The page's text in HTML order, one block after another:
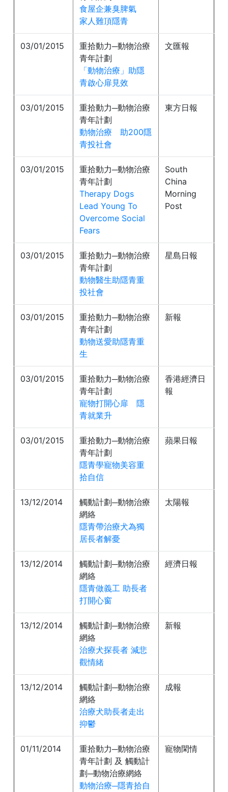
食屋企兼臭脾氣
家人難頂隱青
03/01/2015
重拾動力─動物治療
青年計劃
「動物治療」助隱
青啟心扉見效
文匯報
03/01/2015
重拾動力─動物治療
青年計劃
動物治療 助200隱
青投社會
東方日報
03/01/2015
重拾動力─動物治療
青年計劃
Therapy Dogs
Lead Young To
Overcome Social
Fears
South
China
Morning
Post
03/01/2015
重拾動力─動物治療
青年計劃
動物醫生助隱青重
投社會
星島日報
03/01/2015
重拾動力─動物治療
青年計劃
動物送愛助隱青重
生
新報
03/01/2015
重拾動力─動物治療
青年計劃
寵物打開心扉 隱
青就業升
香港經濟日
報
03/01/2015
重拾動力─動物治療
青年計劃
隱青學寵物美容重
拾自信
蘋果日報
13/12/2014
觸動計劃─動物治療
網絡
隱青帶治療犬為獨
居長者解憂
太陽報
13/12/2014
觸動計劃─動物治療
網絡
隱青做義工 助長者
打開心窗
經濟日報
13/12/2014
觸動計劃─動物治療
網絡
治療犬探長者 減悲
觀情緒
新報
13/12/2014
觸動計劃─動物治療
網絡
治療犬助長者走出
抑鬱
成報
01/11/2014
重拾動力─動物治療
青年計劃 及 觸動計
劃─動物治療網絡
動物治療─隱青拾自
寵物閑情